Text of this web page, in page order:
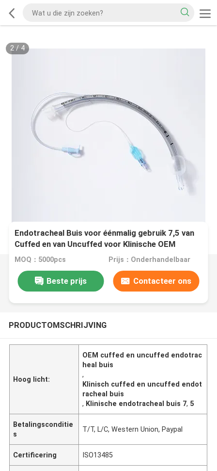
2/ 4
Endotracheal Buis voor éénmalig gebruik 7,5 van
Cuffed en van Uncuffed voor Klinische OEM
MOQ：5000pcs Prijs：Onderhandelbaar
Beste prijs Contacteer ons
PRODUCTOMSCHRIJVING
Hoog licht:
OEM cuffed en uncuffed endotrac
heal buis
,
Klinisch cuffed en uncuffed endot
racheal buis
, Klinische endotracheal buis 7, 5
Betalingsconditie
s
T/T, L/C, Western Union, Paypal
Certificering ISO13485